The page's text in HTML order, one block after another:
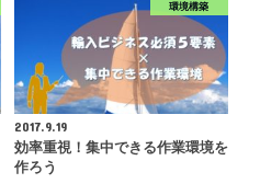
環境構築
2017.9.19
効率重視！集中できる作業環境を
作ろう